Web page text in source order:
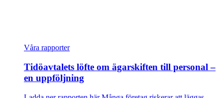
Våra rapporter
Tidöavtalets löfte om ägarskiften till personal –
en uppföljning